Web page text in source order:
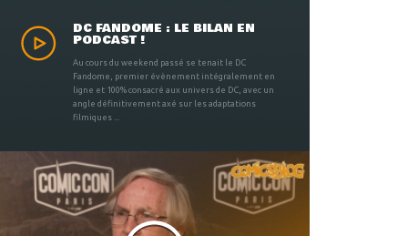
DC FANDOME : LE BILAN EN
PODCAST !
Au cours du weekend passé se tenait le DC
Fandome, premier évènement intégralement en
ligne et 100% consacré aux univers de DC, avec un
angle définitivement axé sur les adaptations
filmiques ...